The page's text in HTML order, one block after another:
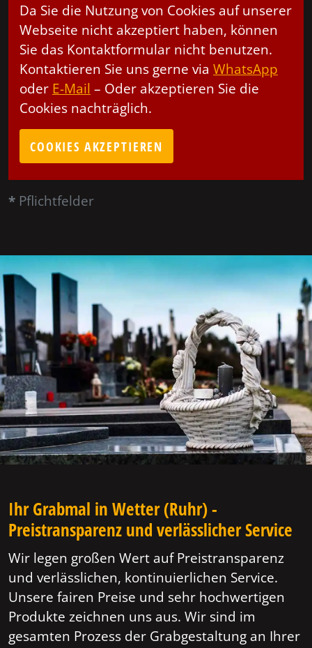
Da Sie die Nutzung von Cookies auf unserer
Webseite nicht akzeptiert haben, können
Sie das Kontaktformular nicht benutzen.
Kontaktieren Sie uns gerne via WhatsApp
oder E-Mail – Oder akzeptieren Sie die
Cookies nachträglich.
COOKIES AKZEPTIEREN
* Pflichtfelder
Ihr Grabmal in Wetter (Ruhr) -
Preistransparenz und verlässlicher Service
Wir legen großen Wert auf Preistransparenz
und verlässlichen, kontinuierlichen Service.
Unsere fairen Preise und sehr hochwertigen
Produkte zeichnen uns aus. Wir sind im
gesamten Prozess der Grabgestaltung an Ihrer